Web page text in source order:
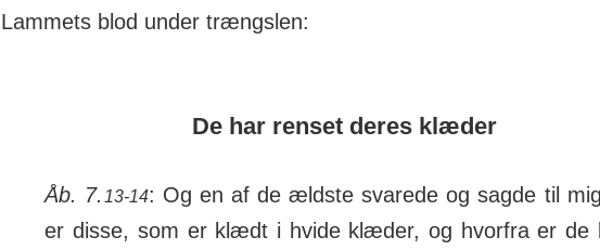
Lammets blod under trængslen:
De har renset deres klæder
Åb. 7. 13-14: Og en af de ældste svarede og sagde til
er disse, som er klædt i hvide klæder, og hvorfra er de